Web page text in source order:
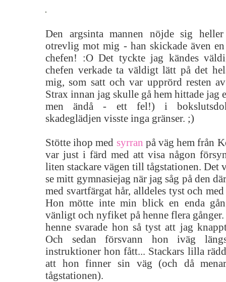
Den argsinta mannen nöjde sig
otrevlig mot mig - han skickade även
chefen! :O Det tyckte jag kändes
chefen verkade ta väldigt lätt på det
mig, som satt och var upprörd resten
Strax innan jag skulle gå hem hittade jag
men ändå - ett fel!) i
skadeglädjen visste inga gränser. ;)
Stötte ihop med syrran på väg hem från
var just i färd med att visa någon
liten stackare vägen till tågstationen. Det
se mitt gymnasiejag när jag såg på den
med svartfärgat hår, alldeles tyst och
Hon mötte inte min blick en enda
vänligt och nyfiket på henne flera
henne svarade hon så tyst att jag
Och sedan försvann hon iväg
instruktioner hon fått... Stackars lilla
att hon finner sin väg (och då
tågstationen).